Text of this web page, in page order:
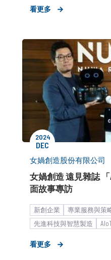
看更多
2024
DEC
女媧創造股份有限公司
女媧創造 遠見雜誌
面故事專訪
新創企業
專業服務與策
先進科技與智慧製造
媒體關係經營
看更多